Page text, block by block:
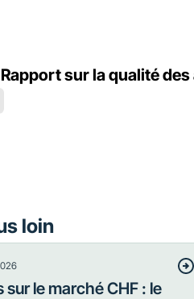
sur la qualité
loin
sur le marché CHF : le